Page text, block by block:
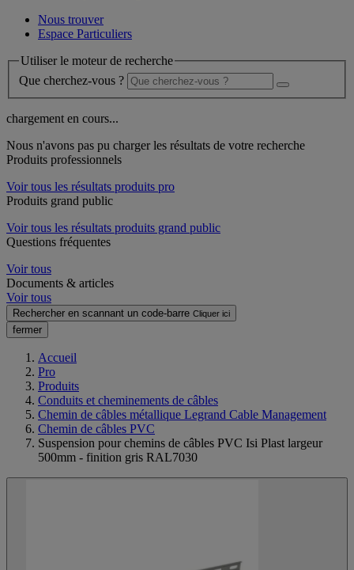
Nous trouver
Espace Particuliers
Utiliser le moteur de recherche
Que cherchez-vous ?
chargement en cours...
Nous n'avons pas pu charger les résultats de votre recherche
Produits professionnels
Voir tous les résultats produits pro
Produits grand public
Voir tous les résultats produits grand public
Questions fréquentes
Voir tous
Documents & articles
Voir tous
Rechercher en scannant un code-barre Cliquer ici
fermer
Accueil
Pro
Produits
Conduits et cheminements de câbles
Chemin de câbles métallique Legrand Cable Management
Chemin de câbles PVC
Suspension pour chemins de câbles PVC Isi Plast largeur
500mm - finition gris RAL7030